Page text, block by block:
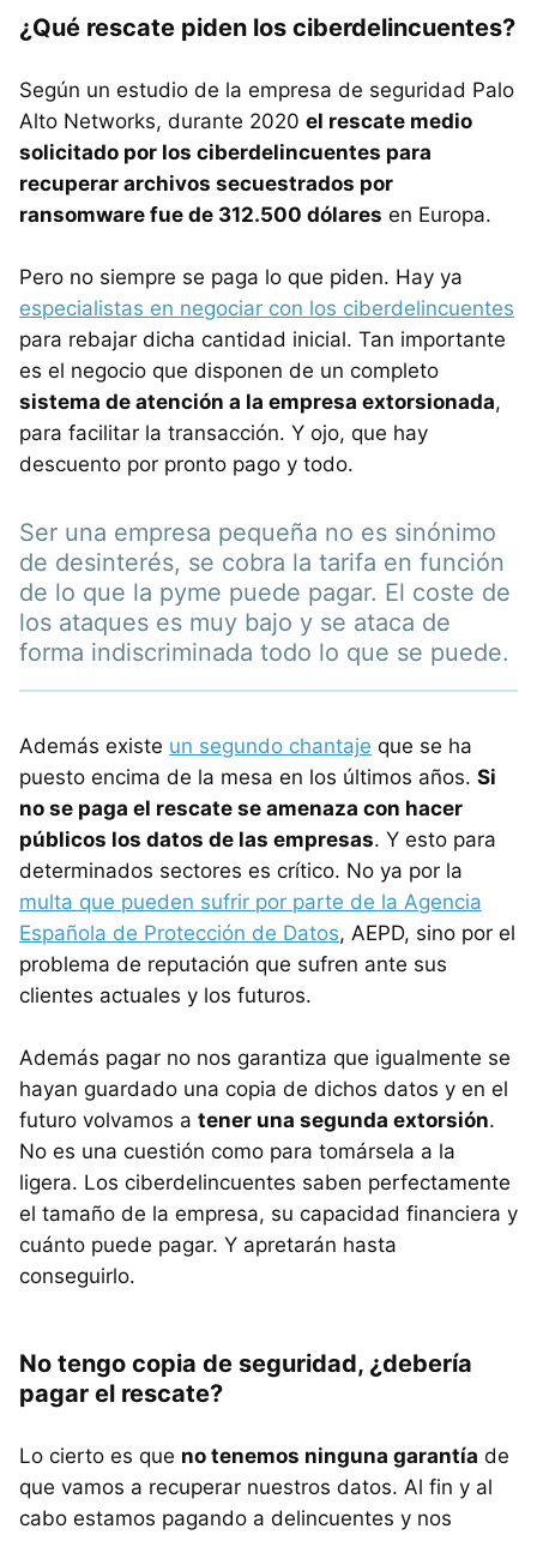
¿Qué rescate piden los ciberdelincuentes?
Según un estudio de la empresa de seguridad Palo
Alto Networks, durante 2020 el rescate medio
solicitado por los ciberdelincuentes para
recuperar archivos secuestrados por
ransomware fue de 312.500 dólares en Europa.
Pero no siempre se paga lo que piden. Hay ya
especialistas en negociar con los ciberdelincuentes
para rebajar dicha cantidad inicial. Tan importante
es el negocio que disponen de un completo
sistema de atención a la empresa extorsionada,
para facilitar la transacción. Y ojo, que hay
descuento por pronto pago y todo.
Ser una empresa pequeña no es sinónimo
de desinterés, se cobra la tarifa en función
de lo que la pyme puede pagar. El coste de
los ataques es muy bajo y se ataca de
forma indiscriminada todo lo que se puede.
Además existe un segundo chantaje que se ha
puesto encima de la mesa en los últimos años. Si
no se paga el rescate se amenaza con hacer
públicos los datos de las empresas. Y esto para
determinados sectores es crítico. No ya por la
multa que pueden sufrir por parte de la Agencia
Española de Protección de Datos, AEPD, sino por el
problema de reputación que sufren ante sus
clientes actuales y los futuros.
Además pagar no nos garantiza que igualmente se
hayan guardado una copia de dichos datos y en el
futuro volvamos a tener una segunda extorsión.
No es una cuestión como para tomársela a la
ligera. Los ciberdelincuentes saben perfectamente
el tamaño de la empresa, su capacidad financiera y
cuánto puede pagar. Y apretarán hasta
conseguirlo.
No tengo copia de seguridad, ¿debería
pagar el rescate?
Lo cierto es que no tenemos ninguna garantía de
que vamos a recuperar nuestros datos. Al fin y al
cabo estamos pagando a delincuentes y nos